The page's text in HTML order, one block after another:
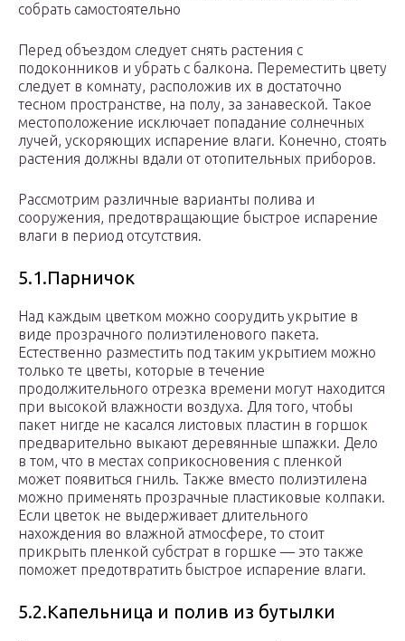
собрать самостоятельно
Перед объездом следует снять растения с
подоконников и убрать с балкона. Переместить цвету
следует в комнату, расположив их в достаточно
тесном пространстве, на полу, за занавеской. Такое
местоположение исключает попадание солнечных
лучей, ускоряющих испарение влаги. Конечно, стоять
растения должны вдали от отопительных приборов.
Рассмотрим различные варианты полива и
сооружения, предотвращающие быстрое испарение
влаги в период отсутствия.
5.1.Парничок
Над каждым цветком можно соорудить укрытие в
виде прозрачного полиэтиленового пакета.
Естественно разместить под таким укрытием можно
только те цветы, которые в течение
продолжительного отрезка времени могут находится
при высокой влажности воздуха. Для того, чтобы
пакет нигде не касался листовых пластин в горшок
предварительно выкают деревянные шпажки. Дело
в том, что в местах соприкосновения с пленкой
может появиться гниль. Также вместо полиэтилена
можно применять прозрачные пластиковые колпаки.
Если цветок не выдерживает длительного
нахождения во влажной атмосфере, то стоит
прикрыть пленкой субстрат в горшке — это также
поможет предотвратить быстрое испарение влаги.
5.2.Капельница и полив из бутылки